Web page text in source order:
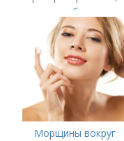
съедобность
Морщины вокруг